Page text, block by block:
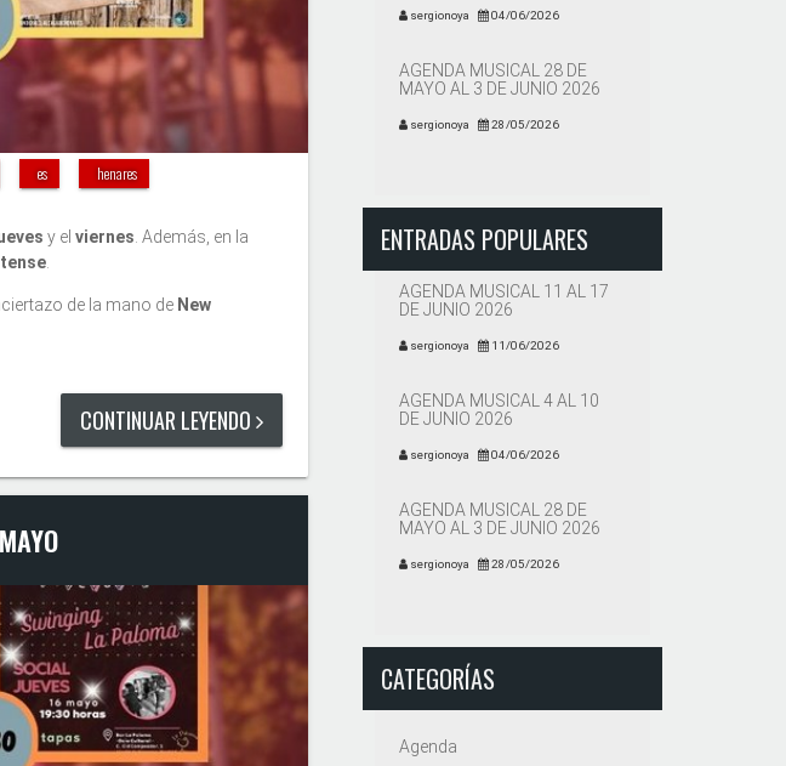
es henares
y el viernes. Además, en la
.
de la mano de New
CONTINUAR LEYENDO
sergionoya 04/06/2026
AGENDA MUSICAL 28 DE
MAYO AL 3 DE JUNIO 2026
sergionoya 28/05/2026
ENTRADAS POPULARES
AGENDA MUSICAL 11 AL 17
DE JUNIO 2026
sergionoya 11/06/2026
AGENDA MUSICAL 4 AL 10
DE JUNIO 2026
sergionoya 04/06/2026
AGENDA MUSICAL 28 DE
MAYO AL 3 DE JUNIO 2026
sergionoya 28/05/2026
CATEGORÍAS
Agenda